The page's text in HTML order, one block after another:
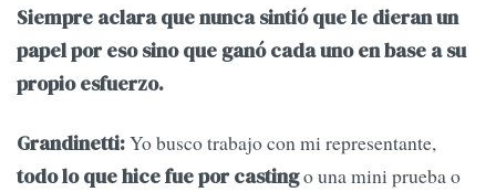
Siempre aclara que nunca sintió que le dieran un
papel por eso sino que ganó cada uno en base a su
propio esfuerzo.
Grandinetti:Yo busco trabajo con mi representante,
todo lo que hice fue por castingo una mini prueba o